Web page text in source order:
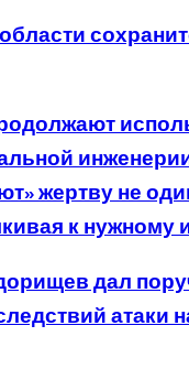
жертву не
к нужному
дал
атаки